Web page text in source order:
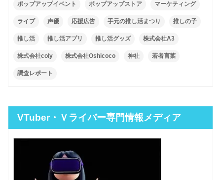
ポップアップイベント ポップアップストア マーケティング
ライブ 声優 応援広告 手元の推し活まつり 推しの子
推し活 推し活アプリ 推し活グッズ 株式会社A3
株式会社coly 株式会社Oshicoco 神社 若者言葉
調査レポート
VTuber・Ｖライバー専門情報メディア